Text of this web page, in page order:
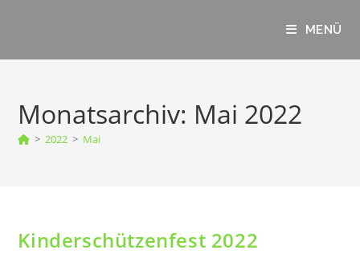
MENÜ
Monatsarchiv: Mai 2022
> 2022 > Mai
Kinderschützenfest 2022